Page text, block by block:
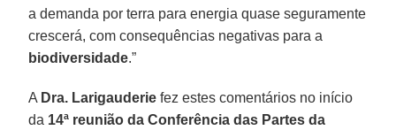
a demanda por terra para energia quase seguramente
crescerá, com consequências negativas para a
biodiversidade.”
A Dra. Larigauderie fez estes comentários no início
da 14ª reunião da Conferência das Partes da